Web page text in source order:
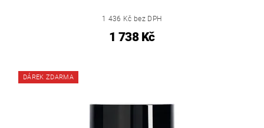
1 436 Kč bez DPH
1 738 Kč
DÁREK ZDARMA